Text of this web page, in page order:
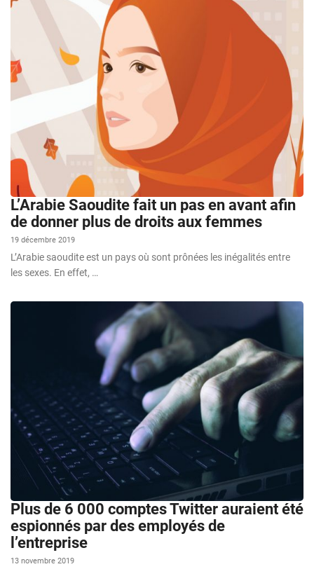
L’Arabie Saoudite fait un pas en avant afin
de donner plus de droits aux femmes
19 décembre 2019
L’Arabie saoudite est un pays où sont prônées les inégalités entre
les sexes. En effet, …
Plus de 6 000 comptes Twitter auraient été
espionnés par des employés de
l’entreprise
13 novembre 2019